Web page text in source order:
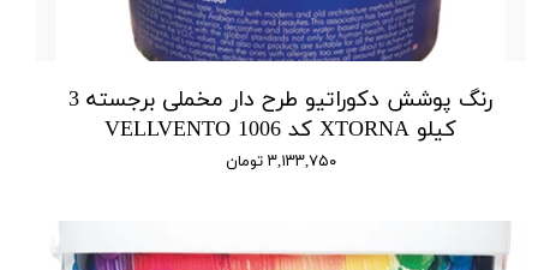
رنگ پوشش دکوراتیو طرح دار مخملی برجسته 3
کیلو XTORNA کد 1006 VELLVENTO
۳,۱۳۳,۷۵۰ تومان